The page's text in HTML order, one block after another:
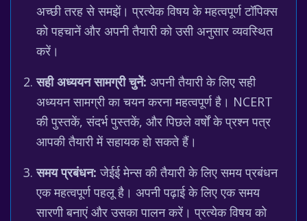
अच्छी तरह से समझें। प्रत्येक विषय के महत्वपूर्ण टॉपिक्स
को पहचानें और अपनी तैयारी को उसी अनुसार व्यवस्थित
करें।
सही अध्ययन सामग्री चुनें: अपनी तैयारी के लिए सही
अध्ययन सामग्री का चयन करना महत्वपूर्ण है। NCERT
की पुस्तकें, संदर्भ पुस्तकें, और पिछले वर्षों के प्रश्न पत्र
आपकी तैयारी में सहायक हो सकते हैं।
समय प्रबंधन: जेईई मेन्स की तैयारी के लिए समय प्रबंधन
एक महत्वपूर्ण पहलू है। अपनी पढ़ाई के लिए एक समय
सारणी बनाएं और उसका पालन करें। प्रत्येक विषय को